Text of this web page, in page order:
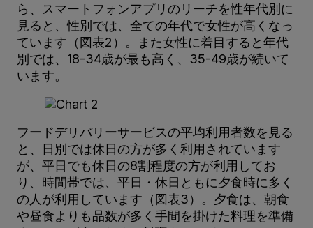
ら、スマートフォンアプリのリーチを性年代別に
見ると、性別では、全ての年代で女性が高くなっ
ています（図表2）。また女性に着目すると年代
別では、18-34歳が最も高く、35-49歳が続いて
います。
フードデリバリーサービスの平均利用者数を見る
と、日別では休日の方が多く利用されています
が、平日でも休日の8割程度の方が利用してお
り、時間帯では、平日・休日ともに夕食時に多く
の人が利用しています（図表3）。夕食は、朝食
や昼食よりも品数が多く手間を掛けた料理を準備